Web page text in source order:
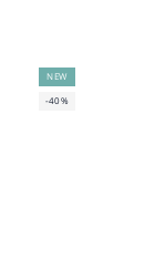
NEW
-40%